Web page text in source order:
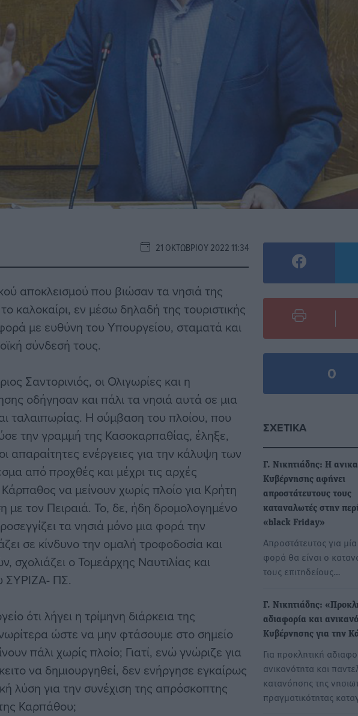
21 ΟΚΤΩΒΡΊΟΥ 2022 11:34
αποκλεισμού που βιώσαν τα νησιά της
καλοκαίρι, εν μέσω δηλαδή της τουριστικής
με ευθύνη του Υπουργείου, σταματά και
σύνδεσή τους.
Σαντορινιός, οι Ολιγωρίες και η
οδήγησαν και πάλι τα νησιά αυτά σε μια
ταλαιπωρίας. Η σύμβαση του πλοίου, που
την γραμμή της Κασοκαρπαθίας, έληξε,
απαραίτητες ενέργειες για την κάλυψη των
από προχθές και μέχρι τις αρχές
να μείνουν χωρίς πλοίο για Κρήτη
με τον Πειραιά. Το, δε, ήδη δρομολογημένο
τα νησιά μόνο μια φορά την
σε κίνδυνο την ομαλή τροφοδοσία και
σχολιάζει ο Τομεάρχης Ναυτιλίας και
ΣΥΡΙΖΑ- ΠΣ.
ότι λήγει η τρίμηνη διάρκεια της
ώστε να μην φτάσουμε στο σημείο
πάλι χωρίς πλοίο; Γιατί, ενώ γνώριζε για
να δημιουργηθεί, δεν ενήργησε εγκαίρως
λύση για την συνέχιση της απρόσκοπτης
Καρπάθου;
0
ΣΧΕΤΙΚΆ
Γ. Νικητιάδης: Η
Κυβέρνησης αφήνει
απροστάτευτους τους
καταναλωτές στην
«black Friday»
Απροστάτευτος για
φορά θα είναι ο
τους επιτηδείους…
Γ. Νικητιάδης:
αδιαφορία και
Κυβέρνησης για την
Για προκλητική
ανικανότητα και
κατανόησης της
πραγματικότητας